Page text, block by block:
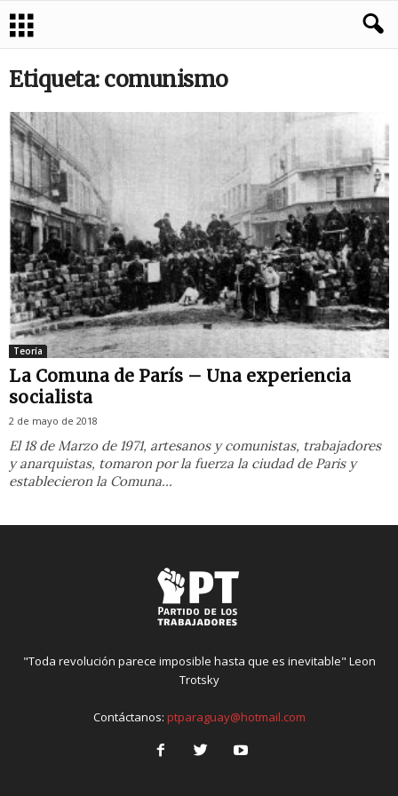
Etiqueta: comunismo
Teoría
La Comuna de París – Una experiencia
socialista
2 de mayo de 2018
El 18 de Marzo de 1971, artesanos y comunistas, trabajadores
y anarquistas, tomaron por la fuerza la ciudad de Paris y
establecieron la Comuna...
"Toda revolución parece imposible hasta que es inevitable" Leon
Trotsky
Contáctanos: ptparaguay@hotmail.com